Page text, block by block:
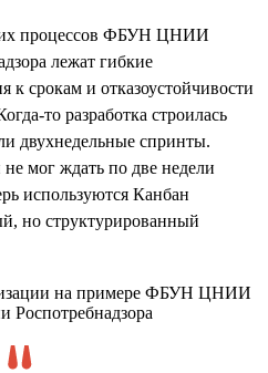
процессов ФБУН ЦНИИ
лежат гибкие
к срокам и отказоустойчивости
то разработка строилась
двухнедельные спринты.
мог ждать по две недели
используются Канбан
но структурированный